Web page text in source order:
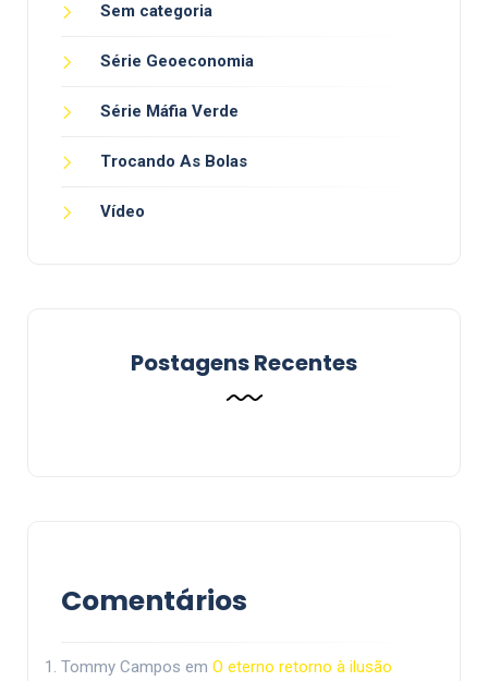
Sem categoria
Série Geoeconomia
Série Máfia Verde
Trocando As Bolas
Vídeo
Postagens Recentes
Comentários
Tommy Campos em O eterno retorno à ilusão